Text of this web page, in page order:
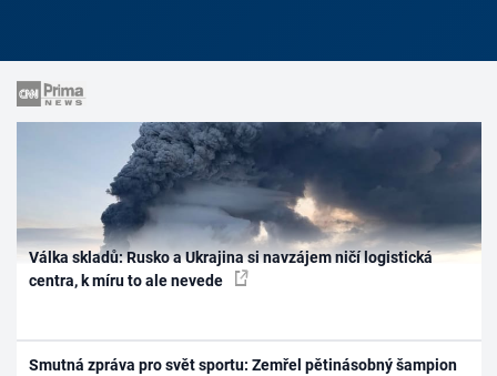
Válka skladů: Rusko a Ukrajina si navzájem ničí logistická
centra, k míru to ale nevede
Smutná zpráva pro svět sportu: Zemřel pětinásobný šampion